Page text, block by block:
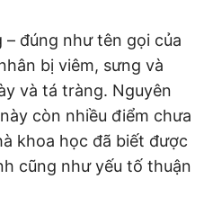
đúng như tên gọi của
bị viêm, sưng và
và tá tràng. Nguyên
còn nhiều điểm chưa
khoa học đã biết được
cũng như yếu tố thuận